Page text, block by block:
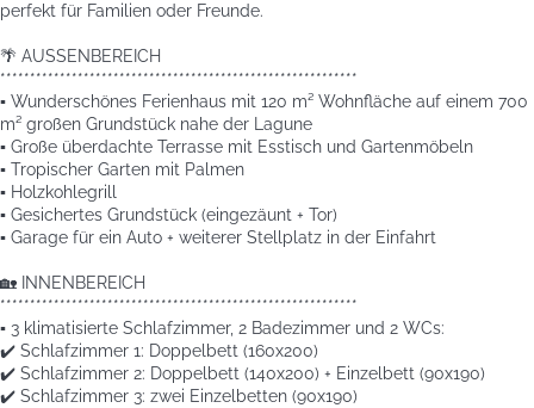
perfekt für Familien oder Freunde.
🌴 AUSSENBEREICH
************************************************************
▪️ Wunderschönes Ferienhaus mit 120 m² Wohnfläche auf einem 700
m² großen Grundstück nahe der Lagune
▪️ Große überdachte Terrasse mit Esstisch und Gartenmöbeln
▪️ Tropischer Garten mit Palmen
▪️ Holzkohlegrill
▪️ Gesichertes Grundstück (eingezäunt + Tor)
▪️ Garage für ein Auto + weiterer Stellplatz in der Einfahrt
🏡 INNENBEREICH
************************************************************
▪️ 3 klimatisierte Schlafzimmer, 2 Badezimmer und 2 WCs:
✔️ Schlafzimmer 1: Doppelbett (160x200)
✔️ Schlafzimmer 2: Doppelbett (140x200) + Einzelbett (90x190)
✔️ Schlafzimmer 3: zwei Einzelbetten (90x190)